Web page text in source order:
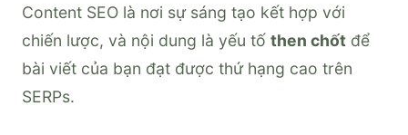
Content SEO là nơi sự sáng tạo kết hợp với
chiến lược, và nội dung là yếu tố then chốt để
bài viết của bạn đạt được thứ hạng cao trên
SERPs.